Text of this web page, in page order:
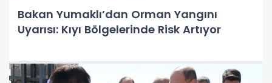
Bakan Yumaklı’dan Orman Yangını
Uyarısı: Kıyı Bölgelerinde Risk Artıyor